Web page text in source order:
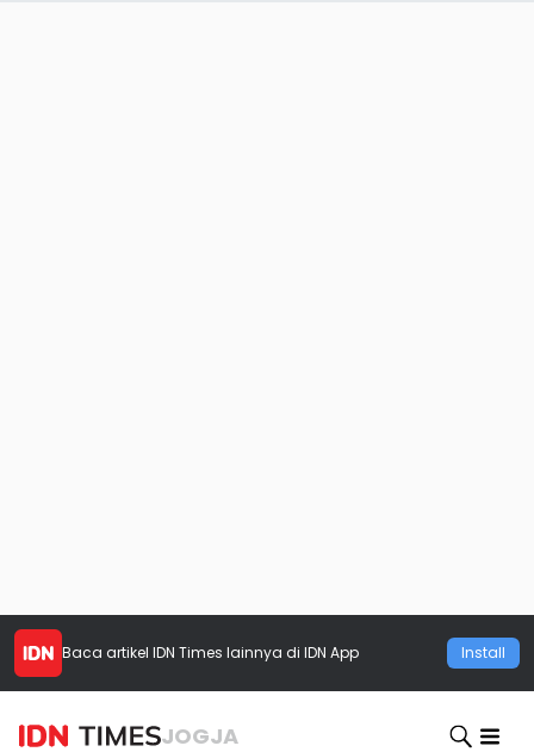
Baca artikel IDN Times lainnya di IDN App Install
JOGJA